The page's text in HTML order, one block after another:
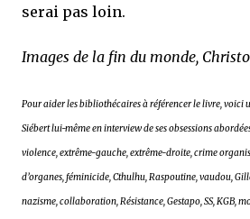
serai pas loin.
Images de la fin du monde,
Pour aider les bibliothécaires à référencer le livre, voici
Siébert lui-même en interview de ses obsessions
violence, extrême-gauche, extrême-droite, crime
d’organes, féminicide, Cthulhu, Raspoutine, vaudou,
nazisme, collaboration, Résistance, Gestapo, SS, KGB,